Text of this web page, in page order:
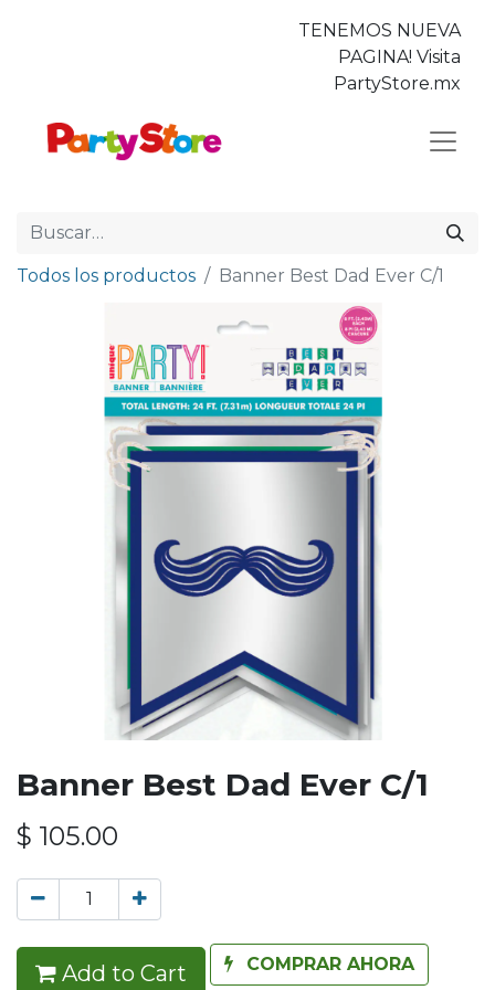
TENEMOS NUEVA
PAGINA! Visita
PartyStore.mx
Todos los productos Banner Best Dad Ever C/1
Banner Best Dad Ever C/1
$ 105.00
Add to Cart COMPRAR AHORA